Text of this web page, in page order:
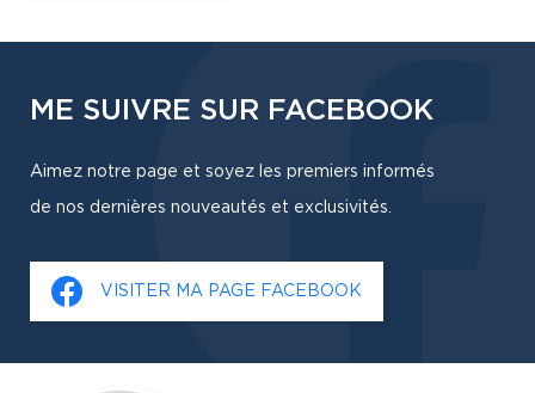
ME SUIVRE SUR FACEBOOK
Aimez notre page et soyez les premiers informés
de nos dernières nouveautés et exclusivités.
VISITER MA PAGE FACEBOOK